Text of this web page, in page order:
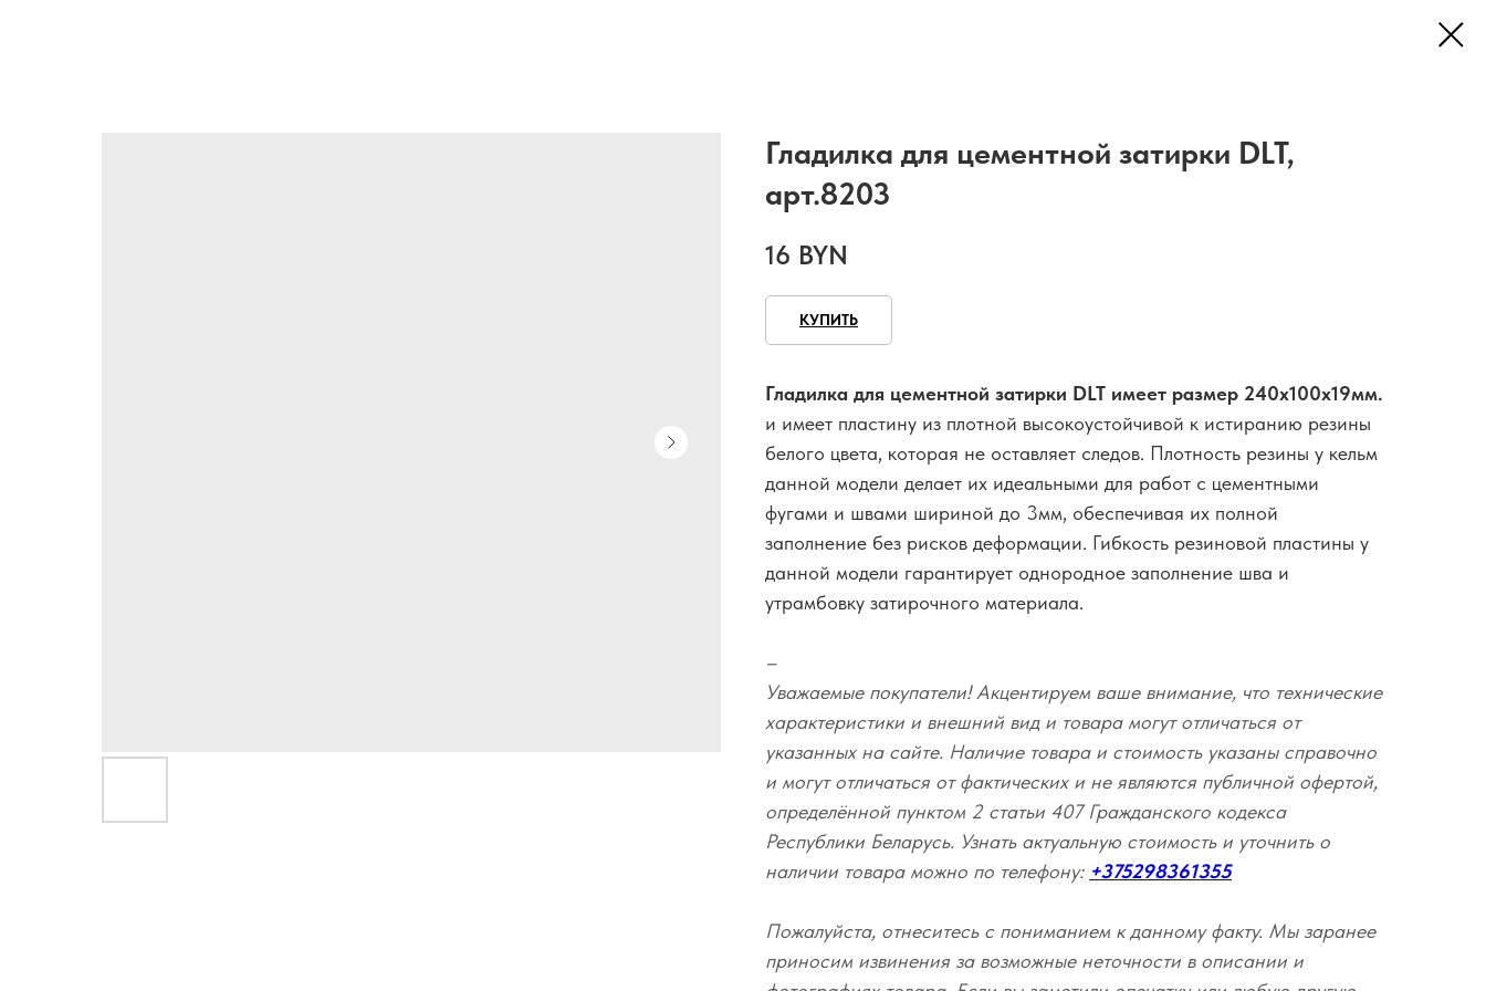
Гладилка для цементной затирки DLT,
арт.8203
16 BYN
КУПИТЬ
Гладилка для цементной затирки DLT имеет размер 240x100x19мм.
и имеет пластину из плотной высокоустойчивой к истиранию резины
белого цвета, которая не оставляет следов. Плотность резины у кельм
данной модели делает их идеальными для работ с цементными
фугами и швами шириной до 3мм, обеспечивая их полной
заполнение без рисков деформации. Гибкость резиновой пластины у
данной модели гарантирует однородное заполнение шва и
утрамбовку затирочного материала.
–
Уважаемые покупатели! Акцентируем ваше внимание, что технические
характеристики и внешний вид и товара могут отличаться от
указанных на сайте. Наличие товара и стоимость указаны справочно
и могут отличаться от фактических и не являются публичной офертой,
определённой пунктом 2 статьи 407 Гражданского кодекса
Республики Беларусь. Узнать актуальную стоимость и уточнить о
наличии товара можно по телефону: +375298361355
Пожалуйста, отнеситесь с пониманием к данному факту. Мы заранее
приносим извинения за возможные неточности в описании и